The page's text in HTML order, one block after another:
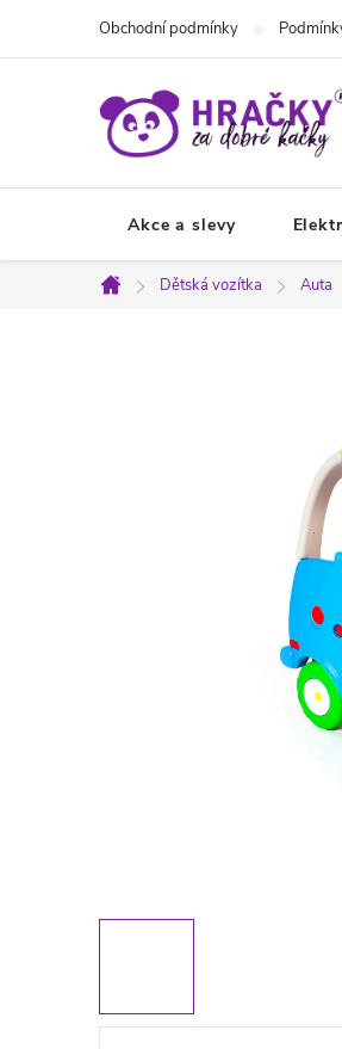
Obchodní podmínky
Akce a slevy
Domů
Dětská vozítka Auta